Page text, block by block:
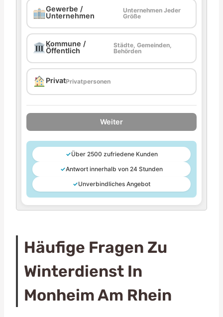
Gewerbe /
Unternehmen
Unternehmen Jeder
Größe
Kommune /
Öffentlich
Städte, Gemeinden,
Behörden
PrivatPrivatpersonen
Weiter
✓Über 2500 zufriedene Kunden
✓Antwort innerhalb von 24 Stunden
✓Unverbindliches Angebot
Häufige Fragen Zu
Winterdienst In
Monheim Am Rhein